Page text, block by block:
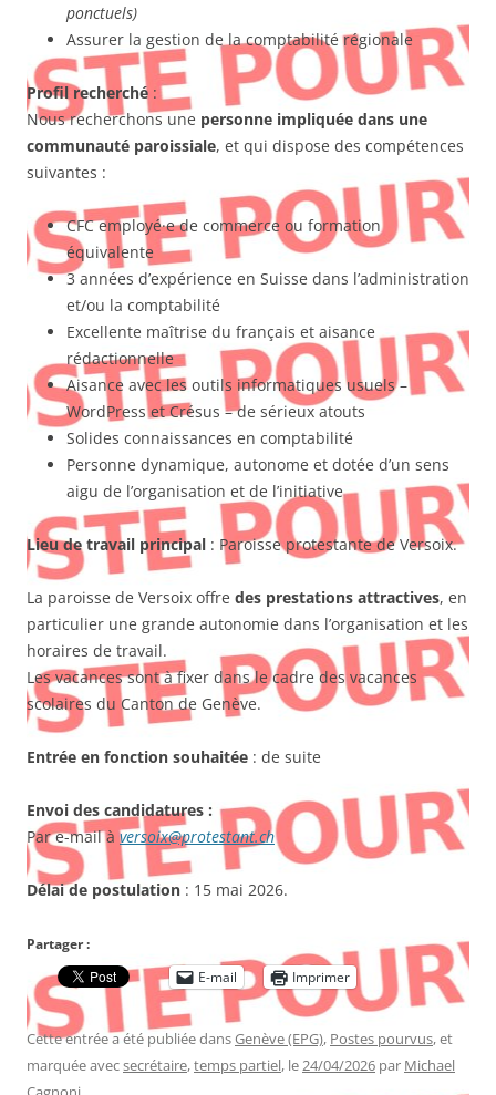
ponctuels)
Assurer la gestion de la comptabilité régionale
Profil recherché :
Nous recherchons une personne impliquée dans une
communauté paroissiale, et qui dispose des compétences
suivantes :
CFC employé·e de commerce ou formation
équivalente
3 années d’expérience en Suisse dans l’administration
et/ou la comptabilité
Excellente maîtrise du français et aisance
rédactionnelle
Aisance avec les outils informatiques usuels –
WordPress et Crésus – de sérieux atouts
Solides connaissances en comptabilité
Personne dynamique, autonome et dotée d’un sens
aigu de l’organisation et de l’initiative
Lieu de travail principal : Paroisse protestante de Versoix.
La paroisse de Versoix offre des prestations attractives, en
particulier une grande autonomie dans l’organisation et les
horaires de travail.
Les vacances sont à fixer dans le cadre des vacances
scolaires du Canton de Genève.
Entrée en fonction souhaitée : de suite
Envoi des candidatures :
Par e-mail à versoix@protestant.ch
Délai de postulation : 15 mai 2026.
Partager :
E-mail
Imprimer
Cette entrée a été publiée dansGenève (EPG), Postes pourvus, et
marquée avecsecrétaire,temps partiel, le24/04/2026 par Michael